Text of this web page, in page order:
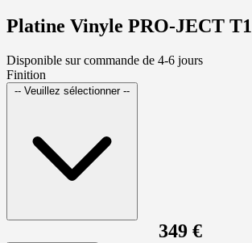
Platine Vinyle PRO-JECT T1
Disponible sur commande de 4-6 jours
Finition
-- Veuillez sélectionner --
349 €